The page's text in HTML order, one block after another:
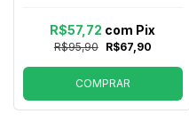
R$95,90 R$67,90
R$57,72 com Pix
COMPRAR